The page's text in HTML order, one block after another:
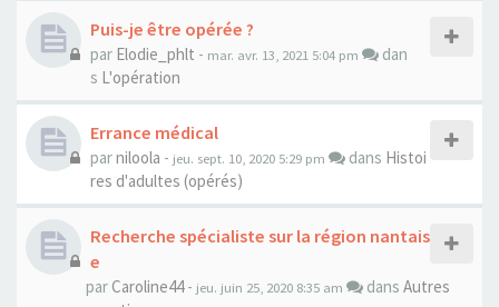
Puis-je être opérée ?
par Elodie_phlt - mar. avr. 13, 2021 5:04 pm
dan
s L'opération
Errance médical
parniloola - jeu. sept. 10, 2020 5:29 pm dans Histoi
res d'adultes (opérés)
Recherche spécialiste sur la région nantais
e
par Caroline44- jeu. juin 25, 2020 8:35 am dans Autres